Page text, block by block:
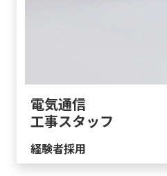
電気通信
工事スタッフ
経験者採用